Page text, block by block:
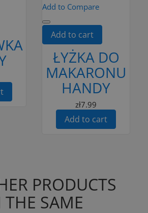
Add to Compare
Add to cart
ŁYŻKA DO
MAKARONU
HANDY
zł7.99
Add to cart
PRODUCTS
THE SAME